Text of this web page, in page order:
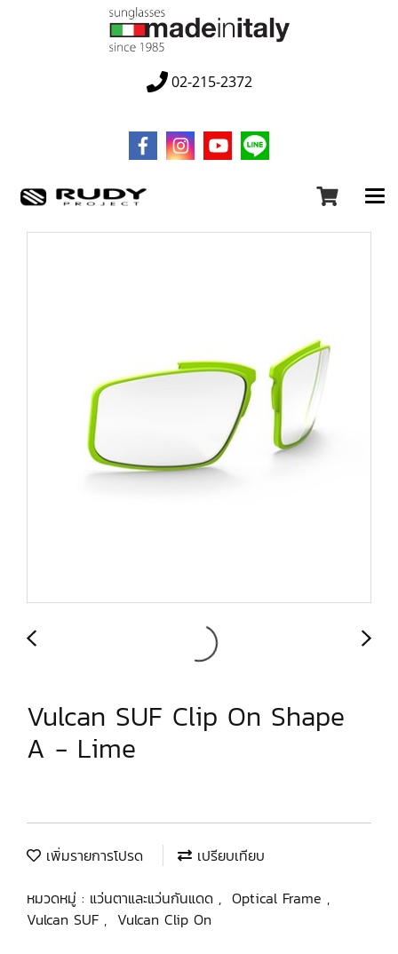
02-215-2372
Vulcan SUF Clip On Shape
A - Lime
เพิ่มรายการโปรด
เปรียบเทียบ
หมวดหมู่ : แว่นตาและแว่นกันแดด , Optical Frame ,
Vulcan SUF , Vulcan Clip On